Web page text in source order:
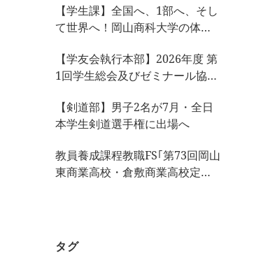
【学生課】全国へ、1部へ、そし
て世界へ！岡山商科大学の体育
動！
【学友会執行本部】2026年度 第
1回学生総会及びゼミナール協議
ました！
【剣道部】男子2名が7月・全日
本学生剣道選手権に出場へ
教員養成課程教職FS｢第73回岡山
東商業高校・倉敷商業高校定期
タグ